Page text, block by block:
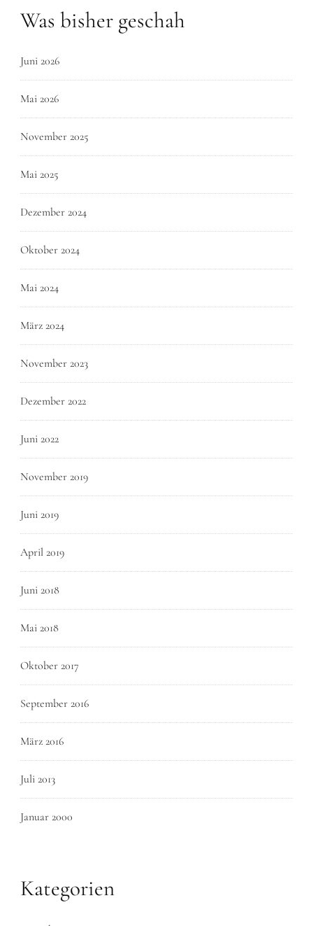
Was bisher geschah
Juni 2026
Mai 2026
November 2025
Mai 2025
Dezember 2024
Oktober 2024
Mai 2024
März 2024
November 2023
Dezember 2022
Juni 2022
November 2019
Juni 2019
April 2019
Juni 2018
Mai 2018
Oktober 2017
September 2016
März 2016
Juli 2013
Januar 2000
Kategorien